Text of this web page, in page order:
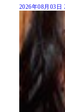
2026年08月03日